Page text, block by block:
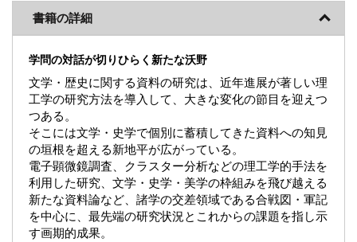
書籍の詳細
学問の対話が切りひらく新たな沃野
文学・歴史に関する資料の研究は、近年進展が著しい理
工学の研究方法を導入して、大きな変化の節目を迎えつ
つある。
そこには文学・史学で個別に蓄積してきた資料への知見
の垣根を超える新地平が広がっている。
電子顕微鏡調査、クラスター分析などの理工学的手法を
利用した研究、文学・史学・美学の枠組みを飛び越える
新たな資料論など、諸学の交差領域である合戦図・軍記
を中心に、最先端の研究状況とこれからの課題を指し示
す画期的成果。